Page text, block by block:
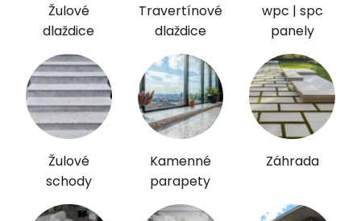
Žulové
dlaždice
Travertínové
dlaždice
wpc | spc
panely
Žulové
schody
Kamenné
parapety
Záhrada